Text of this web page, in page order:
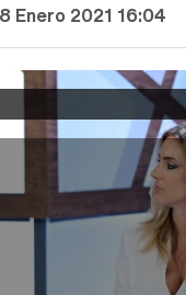
Enero 2021 16:04